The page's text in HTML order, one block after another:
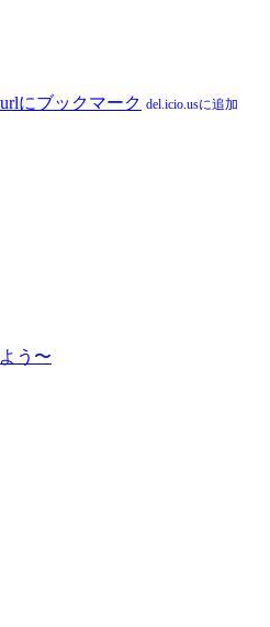
del.icio.usに追加
う〜